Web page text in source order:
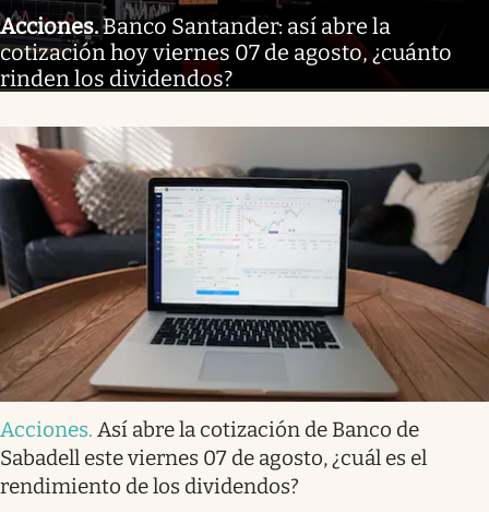
Acciones.Banco Santander: así abre la
cotización hoy viernes 07 de agosto, ¿cuánto
rinden los dividendos?
Acciones. Así abre la cotización de Banco de
Sabadell este viernes 07 de agosto, ¿cuál es el
rendimiento de los dividendos?